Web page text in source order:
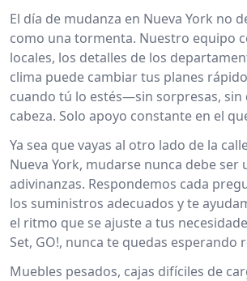
El día de mudanza en Nueva York no
como una tormenta. Nuestro equipo
locales, los detalles de los
clima puede cambiar tus planes
cuando tú lo estés—sin sorpresas, sin
cabeza. Solo apoyo constante en el
Ya sea que vayas al otro lado de la
Nueva York, mudarse nunca debe ser
adivinanzas. Respondemos cada
los suministros adecuados y te
el ritmo que se ajuste a tus
Set, GO!, nunca te quedas esperando
Muebles pesados, cajas difíciles de